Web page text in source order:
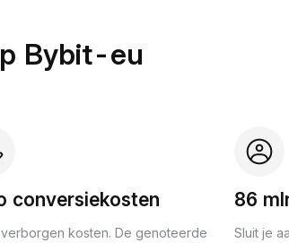
Bybit-eu
conversiekosten
kosten. De genoteerde
86
Sluit je